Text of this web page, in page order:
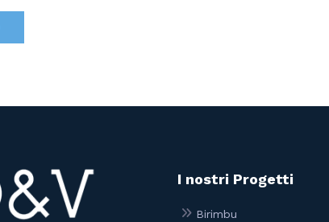
I nostri Progetti
Birimbu